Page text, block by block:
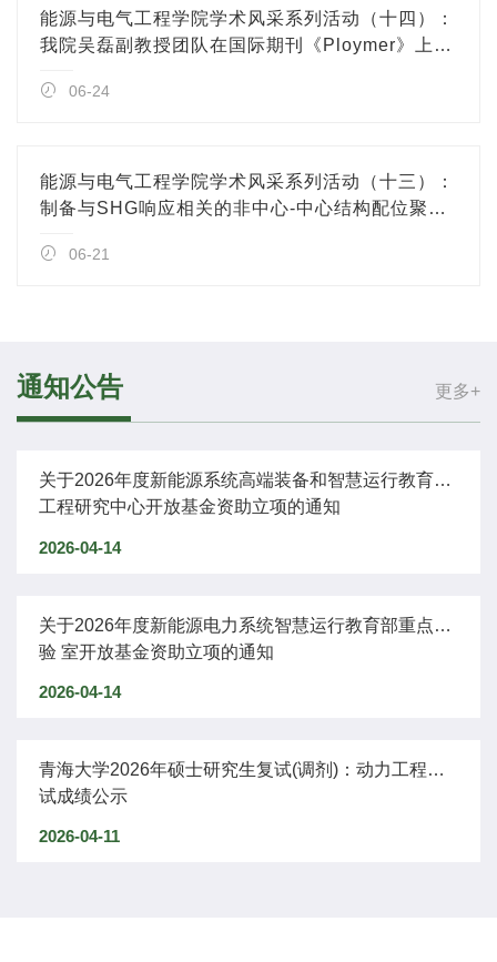
能源与电气工程学院学术风采系列活动（十四）：
我院吴磊副教授团队在国际期刊《Ploymer》上发
06-24
能源与电气工程学院学术风采系列活动（十三）：
制备与SHG响应相关的非中心-中心结构配位聚合
06-21
更多+
通知公告
关于2026年度新能源系统高端装备和智慧运行教育部
工程研究中心开放基金资助立项的通知
2026-04-14
关于2026年度新能源电力系统智慧运行教育部重点实
验 室开放基金资助立项的通知
2026-04-14
青海大学2026年硕士研究生复试(调剂)：动力工程复
试成绩公示
2026-04-11